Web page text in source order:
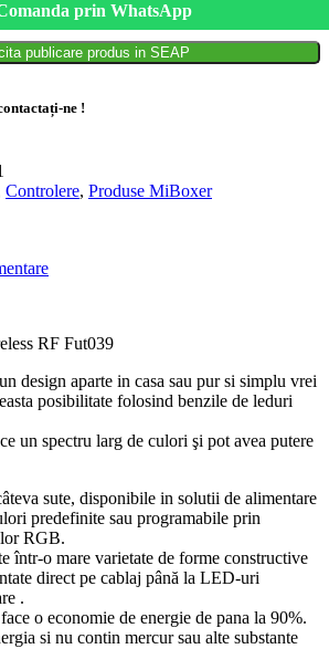
prin WhatsApp
publicare produs in SEAP
ne !
Controlere, Produse MiBoxer
RF Fut039
design aparte in casa sau pur si simplu vrei
posibilitate folosind benzile de leduri
un spectru larg de culori şi pot avea putere
sute, disponibile in solutii de alimentare
predefinite sau programabile prin
RGB.
într-o mare varietate de forme constructive
direct pe cablaj până la LED-uri
.
o economie de energie de pana la 90%.
si nu contin mercur sau alte substante